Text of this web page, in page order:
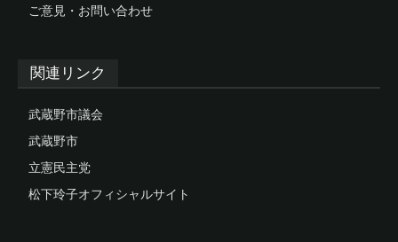
ご意見・お問い合わせ
関連リンク
武蔵野市議会
武蔵野市
立憲民主党
松下玲子オフィシャルサイト